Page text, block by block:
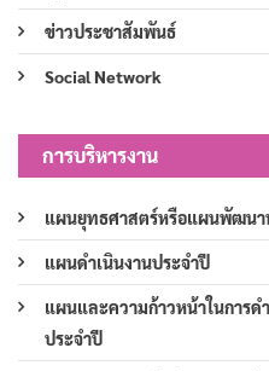
ข่าวประชาสัมพันธ์
Social Network
การบริหารงาน
แผนยุทธศาสตร์หรือแผนพัฒนา
แผนดำเนินงานประจำปี
แผนและความก้าวหน้าในการด
ประจำปี